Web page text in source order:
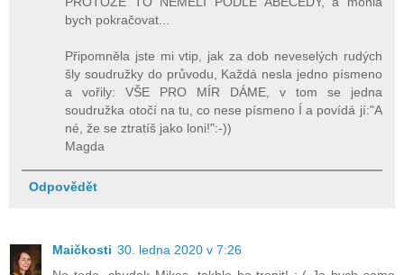
bych pokračovat...
Připomněla jste mi vtip, jak za dob neveselých rudých
šly soudružky do průvodu, Každá nesla jedno písmeno
a vořily: VŠE PRO MÍR DÁME, v tom se jedna
soudružka otočí na tu, co nese písmeno Í a povídá jí:"A
né, že se ztratíš jako loni!":-))
Magda
Odpovědět
Maičkosti 30. ledna 2020 v 7:26